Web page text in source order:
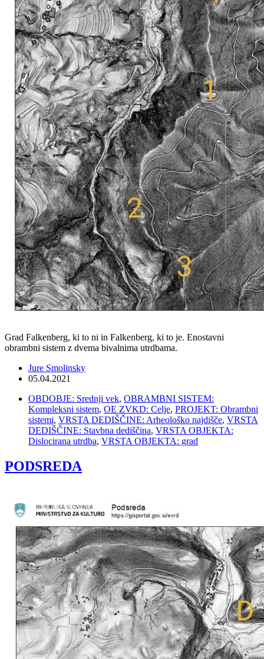
Grad Falkenberg, ki to ni in Falkenberg, ki to je. Enostavni
obrambni sistem z dvema bivalnima utrdbama.
Jure Smolinsky
05.04.2021
OBDOBJE: Srednji vek, OBRAMBNI SISTEM:
Kompleksni sistem, OE ZVKD: Celje, PROJEKT: Obrambni
sistemi, VRSTA DEDIŠČINE: Arheološko najdišče, VRSTA
DEDIŠČINE: Stavbna dediščina, VRSTA OBJEKTA:
Dislocirana utrdba, VRSTA OBJEKTA: grad
PODSREDA